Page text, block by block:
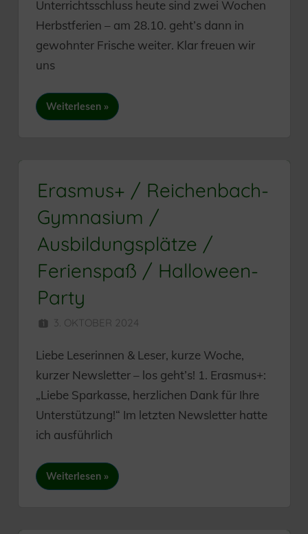
Unterrichtsschluss heute sind zwei Wochen
Herbstferien – am 28.10. geht’s dann in
gewohnter Frische weiter. Klar freuen wir
uns
Weiterlesen
Erasmus+ / Reichenbach-
Gymnasium /
Ausbildungsplätze /
Ferienspaß / Halloween-
Party
3. OKTOBER 2024
Liebe Leserinnen & Leser, kurze Woche,
kurzer Newsletter – los geht’s! 1. Erasmus+:
„Liebe Sparkasse, herzlichen Dank für Ihre
Unterstützung!“ Im letzten Newsletter hatte
ich ausführlich
Weiterlesen